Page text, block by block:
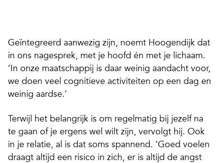
Geïntegreerd aanwezig zijn, noemt Hoogendijk dat
in ons nagesprek, met je hoofd én met je lichaam.
‘In onze maatschappij is daar weinig aandacht voor,
we doen veel cognitieve activiteiten op een dag en
weinig aardse.’
Terwijl het belangrijk is om regelmatig bij jezelf na
te gaan of je ergens wel wilt zijn, vervolgt hij. Ook
in je relatie, al is dat soms spannend. ‘Goed voelen
draagt altijd een risico in zich, er is altijd de angst